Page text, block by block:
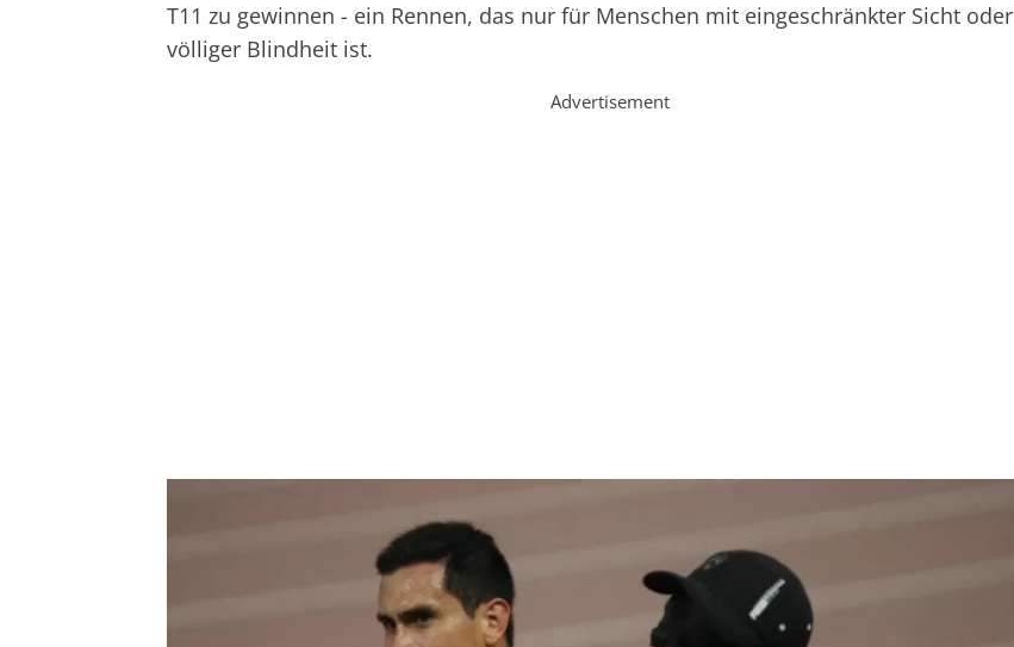
T11 zu gewinnen - ein Rennen, das nur für Menschen mit eingeschränkter Sicht oder
völliger Blindheit ist.
Advertisement